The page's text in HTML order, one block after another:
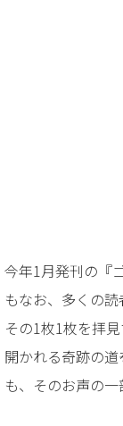
今年1月発刊の『
もなお、多くの読
その1枚1枚を拝
開かれる奇跡の道
も、そのお声の一